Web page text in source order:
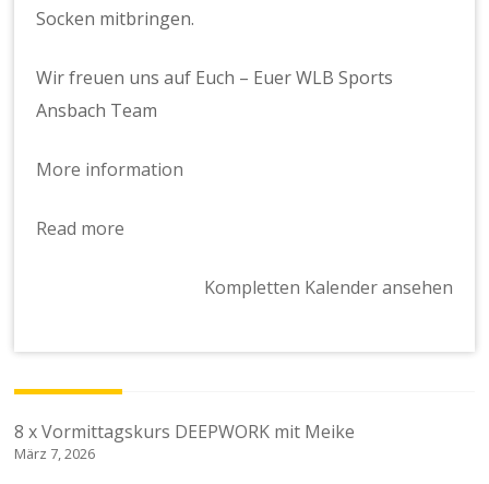
Socken mitbringen.
Wir freuen uns auf Euch – Euer WLB Sports
Ansbach Team
More information
Read more
Kompletten Kalender ansehen
Beitragsnavigation
8 x Vormittagskurs DEEPWORK mit Meike
März 7, 2026